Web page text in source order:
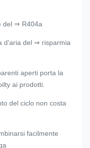
del ⇒ R404a
d'aria del ⇒ risparmia
aperti porta la
ai prodotti.
del ciclo non costa
facilmente